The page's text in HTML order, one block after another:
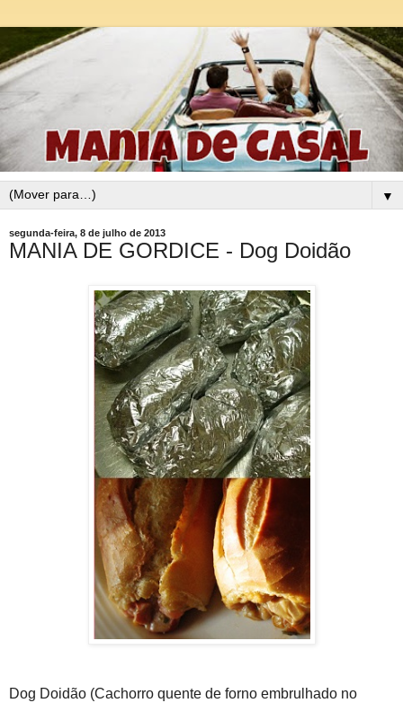
▼
segunda-feira, 8 de julho de 2013
MANIA DE GORDICE - Dog Doidão
Dog Doidão (Cachorro quente de forno embrulhado no